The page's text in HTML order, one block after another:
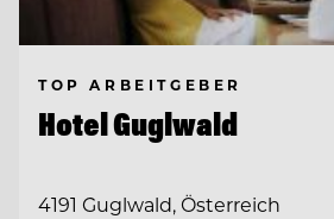
TOP ARBEITGEBER
Hotel Guglwald
4191 Guglwald, Österreich